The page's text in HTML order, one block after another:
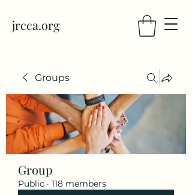
jrcca.org
Groups
Group
Public · 118 members